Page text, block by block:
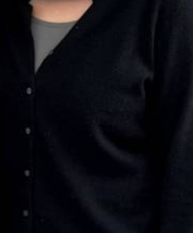
| FACHVERBÄNDE